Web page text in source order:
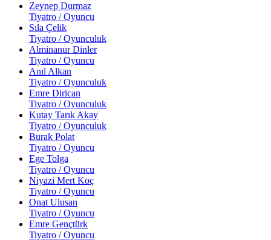
Zeynep Durmaz
Tiyatro / Oyuncu
Sıla Çelik
Tiyatro / Oyunculuk
Alminanur Dinler
Tiyatro / Oyuncu
Anıl Alkan
Tiyatro / Oyunculuk
Emre Dirican
Tiyatro / Oyunculuk
Kutay Tarık Akay
Tiyatro / Oyunculuk
Burak Polat
Tiyatro / Oyuncu
Ege Tolga
Tiyatro / Oyuncu
Niyazi Mert Koç
Tiyatro / Oyuncu
Onat Ulusan
Tiyatro / Oyuncu
Emre Gençtürk
Tiyatro / Oyuncu